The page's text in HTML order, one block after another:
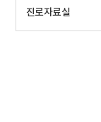
진로자료실